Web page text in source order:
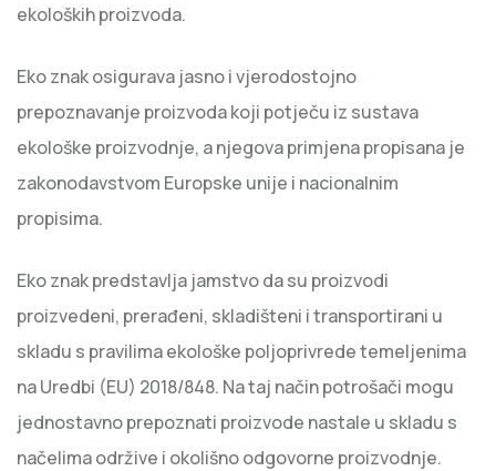
ekoloških proizvoda.
Eko znak osigurava jasno i vjerodostojno
prepoznavanje proizvoda koji potječu iz sustava
ekološke proizvodnje, a njegova primjena propisana je
zakonodavstvom Europske unije i nacionalnim
propisima.
Eko znak predstavlja jamstvo da su proizvodi
proizvedeni, prerađeni, skladišteni i transportirani u
skladu s pravilima ekološke poljoprivrede temeljenima
na Uredbi (EU) 2018/848. Na taj način potrošači mogu
jednostavno prepoznati proizvode nastale u skladu s
načelima održive i okolišno odgovorne proizvodnje.